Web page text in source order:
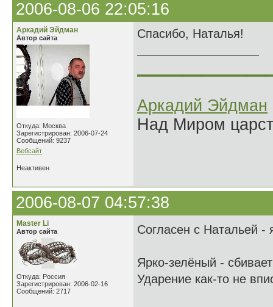
2006-08-06 22:05:16
Аркадий Эйдман
Автор сайта
Откуда: Москва
Зарегистрирован: 2006-07-24
Сообщений: 9237
Вебсайт
Спасибо, Наталья!
Аркадий Эйдман
Над Миром
Неактивен
2006-08-07 04:57:38
Master Li
Автор сайта
Откуда: Россия
Зарегистрирован: 2006-02-16
Сообщений: 2717
Согласен с Натальей -
Ярко-зелёный -
Ударение как-то не